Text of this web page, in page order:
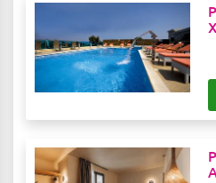
Λέσβος
Λευκάδα
Λήμνος
Λίμνη Πλαστήρα